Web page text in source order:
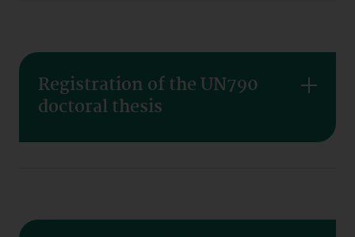
Registration of the UN790
doctoral thesis